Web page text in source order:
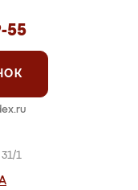
1
55